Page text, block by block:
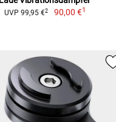
UVP 99,95 €2 90,00 €1